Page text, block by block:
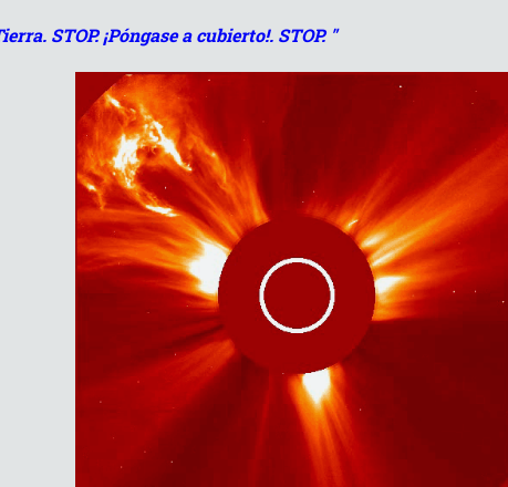
STOP. ¡Póngase a cubierto!. STOP. "